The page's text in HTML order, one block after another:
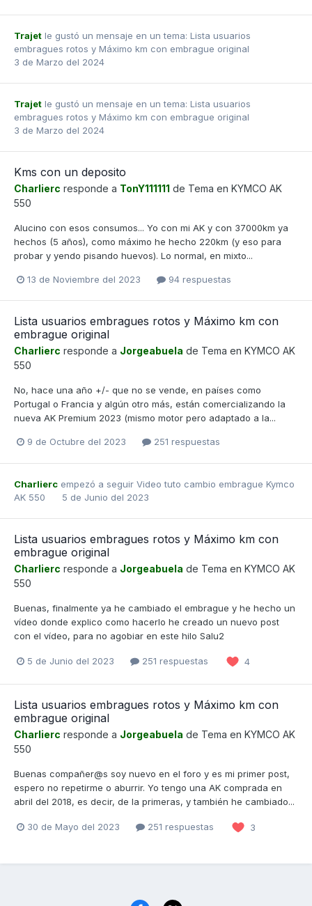
Trajet le gustó un mensaje en un tema: Lista usuarios
embragues rotos y Máximo km con embrague original
3 de Marzo del 2024
Trajet le gustó un mensaje en un tema: Lista usuarios
embragues rotos y Máximo km con embrague original
3 de Marzo del 2024
Kms con un deposito
Charlierc responde a TonY111111 de Tema en KYMCO AK
550
Alucino con esos consumos... Yo con mi AK y con 37000km ya
hechos (5 años), como máximo he hecho 220km (y eso para
probar y yendo pisando huevos). Lo normal, en mixto...
13 de Noviembre del 2023 94 respuestas
Lista usuarios embragues rotos y Máximo km con
embrague original
Charlierc responde a Jorgeabuela de Tema en KYMCO AK
550
No, hace una año +/- que no se vende, en países como
Portugal o Francia y algún otro más, están comercializando la
nueva AK Premium 2023 (mismo motor pero adaptado a la...
9 de Octubre del 2023 251 respuestas
Charlierc empezó a seguir Video tuto cambio embrague Kymco
AK 550
5 de Junio del 2023
Lista usuarios embragues rotos y Máximo km con
embrague original
Charlierc responde a Jorgeabuela de Tema en KYMCO AK
550
Buenas, finalmente ya he cambiado el embrague y he hecho un
vídeo donde explico como hacerlo he creado un nuevo post
con el vídeo, para no agobiar en este hilo Salu2
5 de Junio del 2023 251 respuestas 4
Lista usuarios embragues rotos y Máximo km con
embrague original
Charlierc responde a Jorgeabuela de Tema en KYMCO AK
550
Buenas compañer@s soy nuevo en el foro y es mi primer post,
espero no repetirme o aburrir. Yo tengo una AK comprada en
abril del 2018, es decir, de la primeras, y también he cambiado...
30 de Mayo del 2023 251 respuestas 3